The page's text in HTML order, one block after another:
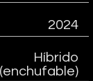
2024
Híbrido
(enchufable)